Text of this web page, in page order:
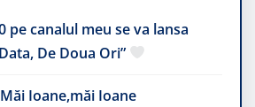
pe canalul meu se va lansa
De Doua Ori”
Ioane,măi Ioane